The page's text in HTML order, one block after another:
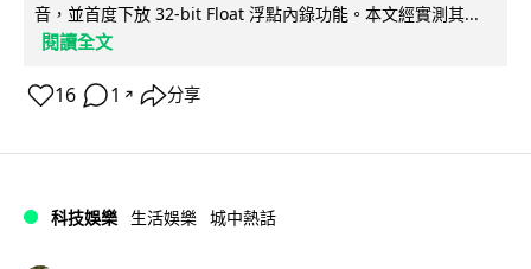
音，並首度下放 32-bit Float 浮點內錄功能。本文經實測其...
閱讀全文
16 1 ↗ 分享
科技娛樂 生活娛樂 城中熱話